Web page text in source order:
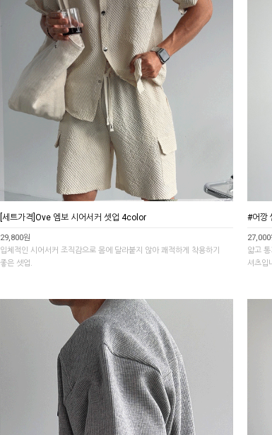
[세트가격]Ove 엠보 시어서커 셋업 4color
29,800원
입체적인 시어서커 조직감으로 몸에 달라붙지 않아 쾌적하게 착용하기
좋은 셋업.
#어깡
27,000
얇고
셔츠입